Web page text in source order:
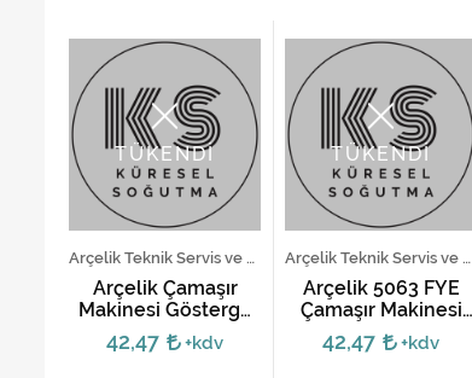
TÜKENDİ
Arçelik Teknik Servis ve Yedek Parça Hizmetleri
Arçelik Çamaşır
Makinesi Gösterge
Kartı
42,47 +kdv
TÜKENDİ
Arçelik Teknik Servis ve Yedek Parça Hizmetleri
Arçelik 5063 FYE
Çamaşır Makinesi
Kartı
42,47 +kdv